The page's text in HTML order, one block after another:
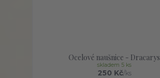
Ocelové naušnice - Dracarys
250 Kč/ks
skladem 5 ks